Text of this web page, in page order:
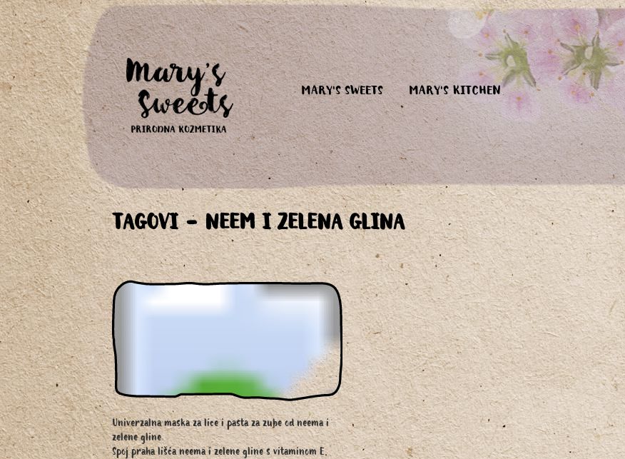
MARY'S SWEETS MARY'S KITCHEN
TAGOVI - NEEM I ZELENA GLINA
Univerzalna maska za lice i pasta za zube od neema i
zelene gline
Spoj praha lišća neema i zelene gline s vitaminom E,